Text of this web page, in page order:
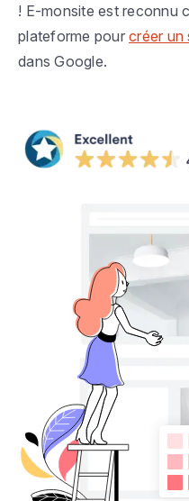
! E-monsite est reconnu
plateforme pour créer un
dans Google.